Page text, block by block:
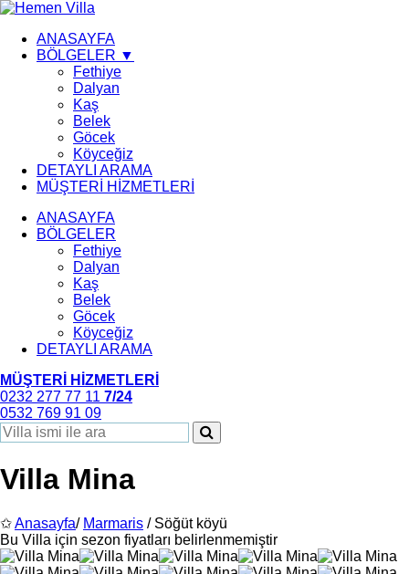
ANASAYFA
BÖLGELER ▼
Fethiye
Dalyan
Kaş
Belek
Göcek
Köyceğiz
DETAYLI ARAMA
MÜŞTERİ HİZMETLERİ
ANASAYFA
BÖLGELER
Fethiye
Dalyan
Kaş
Belek
Göcek
Köyceğiz
DETAYLI ARAMA
MÜŞTERİ HİZMETLERİ
0232 277 77 11 7/24
0532 769 91 09
Villa Mina
✩Anasayfa/ Marmaris / Söğüt köyü
Bu Villa için sezon fiyatları belirlenmemiştir